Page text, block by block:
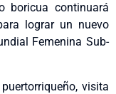
boricua continuará
lograr un nuevo
Femenina Sub-
visita